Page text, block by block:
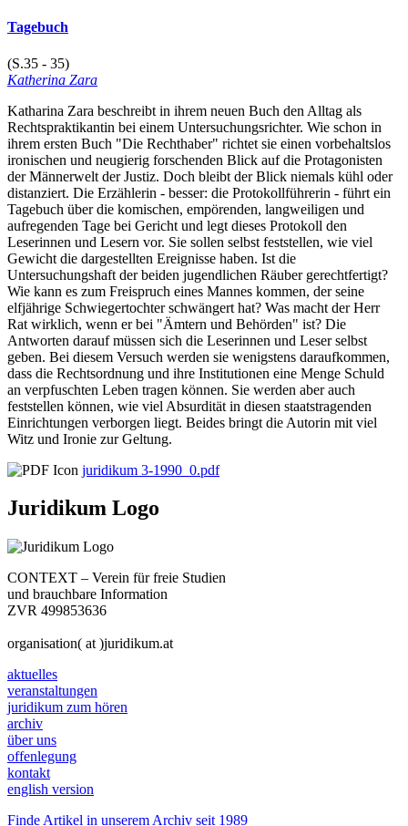
Tagebuch
(S.35 - 35)
Katherina Zara
Katharina Zara beschreibt in ihrem neuen Buch den Alltag als
Rechtspraktikantin bei einem Untersuchungsrichter. Wie schon in
ihrem ersten Buch "Die Rechthaber" richtet sie einen vorbehaltslos
ironischen und neugierig forschenden Blick auf die Protagonisten
der Männerwelt der Justiz. Doch bleibt der Blick niemals kühl oder
distanziert. Die Erzählerin - besser: die Protokollführerin - führt ein
Tagebuch über die komischen, empörenden, langweiligen und
aufregenden Tage bei Gericht und legt dieses Protokoll den
Leserinnen und Lesern vor. Sie sollen selbst feststellen, wie viel
Gewicht die dargestellten Ereignisse haben. Ist die
Untersuchungshaft der beiden jugendlichen Räuber gerechtfertigt?
Wie kann es zum Freispruch eines Mannes kommen, der seine
elfjährige Schwiegertochter schwängert hat? Was macht der Herr
Rat wirklich, wenn er bei "Ämtern und Behörden" ist? Die
Antworten darauf müssen sich die Leserinnen und Leser selbst
geben. Bei diesem Versuch werden sie wenigstens daraufkommen,
dass die Rechtsordnung und ihre Institutionen eine Menge Schuld
an verpfuschten Leben tragen können. Sie werden aber auch
feststellen können, wie viel Absurdität in diesen staatstragenden
Einrichtungen verborgen liegt. Beides bringt die Autorin mit viel
Witz und Ironie zur Geltung.
juridikum 3-1990_0.pdf
Juridikum Logo
CONTEXT – Verein für freie Studien
und brauchbare Information
ZVR 499853636
organisation( at )juridikum.at
aktuelles
veranstaltungen
juridikum zum hören
archiv
über uns
offenlegung
kontakt
english version
Finde Artikel in unserem Archiv seit 1989